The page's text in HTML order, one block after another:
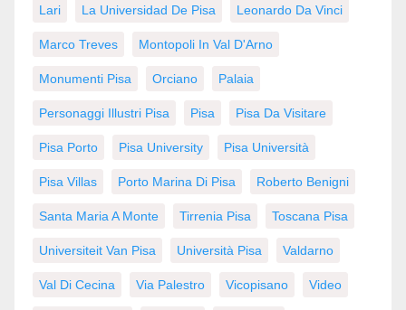
Lari La Universidad De Pisa Leonardo Da Vinci
Marco Treves Montopoli In Val D'Arno
Monumenti Pisa Orciano Palaia
Personaggi Illustri Pisa Pisa Pisa Da Visitare
Pisa Porto Pisa University Pisa Università
Pisa Villas Porto Marina Di Pisa Roberto Benigni
Santa Maria A Monte Tirrenia Pisa Toscana Pisa
Universiteit Van Pisa Università Pisa Valdarno
Val Di Cecina Via Palestro Vicopisano Video